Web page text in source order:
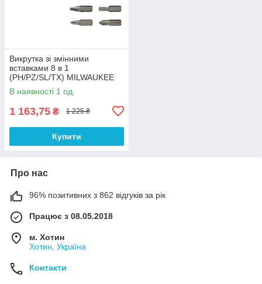
Викрутка зі змінними
вставками 8 в 1
(PH/PZ/SL/TX) MILWAUKEE
4932492807
В наявності 1 од.
1 163,75 ₴ 1 225 ₴
Купити
Про нас
96% позитивних з 862 відгуків за рік
Працює з 08.05.2018
м. Хотин
Хотин, Україна
Контакти